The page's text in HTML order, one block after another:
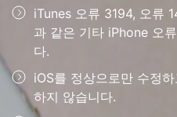
도움말 센터
온라인
더 보기
사용 방법은 무엇입니까?
고객 지원 센터
다운로드 센터
합니다.
🔓️온라인 잠금 해제
iOS26 다운그레이드
iTunes 오류 3194, 오류
과 같은 기타 iPhone 오
다.
iOS를 정상으로만 수정
하지 않습니다.